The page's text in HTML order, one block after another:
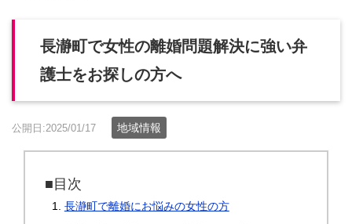
長瀞町で女性の離婚問題解決に強い弁
護士をお探しの方へ
公開日:2025/01/17 地域情報
■目次
長瀞町で離婚にお悩みの女性の方